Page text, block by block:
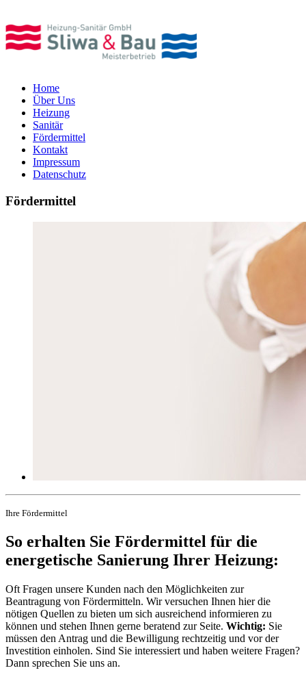
Home
Über Uns
Heizung
Sanitär
Fördermittel
Kontakt
Impressum
Datenschutz
Fördermittel
Ihre Fördermittel
So erhalten Sie Fördermittel für die
energetische Sanierung Ihrer Heizung:
Oft Fragen unsere Kunden nach den Möglichkeiten zur
Beantragung von Fördermitteln. Wir versuchen Ihnen hier die
nötigen Quellen zu bieten um sich ausreichend informieren zu
können und stehen Ihnen gerne beratend zur Seite. Wichtig: Sie
müssen den Antrag und die Bewilligung rechtzeitig und vor der
Investition einholen. Sind Sie interessiert und haben weitere Fragen?
Dann sprechen Sie uns an.